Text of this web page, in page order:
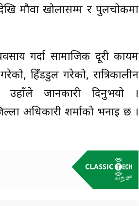
मौवा खोलासम्म र पुलचोकमा
गर्दा सामाजिक दूरी कायम
हिँडडुल गरेको, रात्रिकालीन
जानकारी दिनुभयो ।
अधिकारी शर्माको भनाइ छ ।